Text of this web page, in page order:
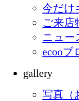
今だけ
ご来店
ニュー
ecooブ
gallery
写真（